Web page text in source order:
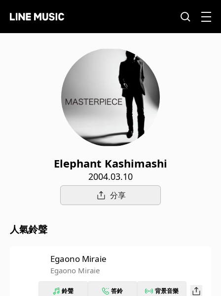
Elephant Kashimashi
2004.03.10
分享
人氣鈴聲
Egaono Miraie
Egaono Miraie
鈴聲 答鈴 背景音樂